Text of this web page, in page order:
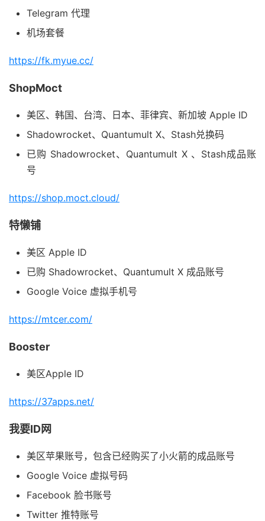
Telegram 代理
机场套餐
https://fk.myue.cc/
ShopMoct
美区、韩国、台湾、日本、菲律宾、新加坡 Apple ID
Shadowrocket、Quantumult X、Stash兑换码
已购 Shadowrocket、Quantumult X 、Stash成品账
号
https://shop.moct.cloud/
特懒铺
美区 Apple ID
已购 Shadowrocket、Quantumult X 成品账号
Google Voice 虚拟手机号
https://mtcer.com/
Booster
美区Apple ID
https://37apps.net/
我要ID网
美区苹果账号，包含已经购买了小火箭的成品账号
Google Voice 虚拟号码
Facebook 脸书账号
Twitter 推特账号